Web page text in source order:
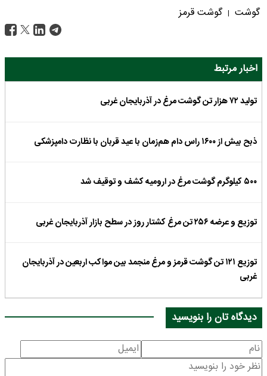
گوشت | گوشت قرمز
اخبار مرتبط
تولید ۷۲ هزار تن گوشت مرغ در آذربایجان غربی
ذبح بیش از ۱۶۰۰ راس دام هم‌زمان با عید قربان با نظارت دامپزشکی
۵۰۰ کیلوگرم گوشت مرغ در ارومیه کشف و توقیف شد
توزیع و عرضه ۲۵۶ تن مرغ کشتار روز در سطح بازار آذربایجان غربی
توزیع ۱۲۱ تن گوشت قرمز و مرغ منجمد بین مواکب اربعین در آذربایجان
غربی
دیدگاه تان را بنویسید